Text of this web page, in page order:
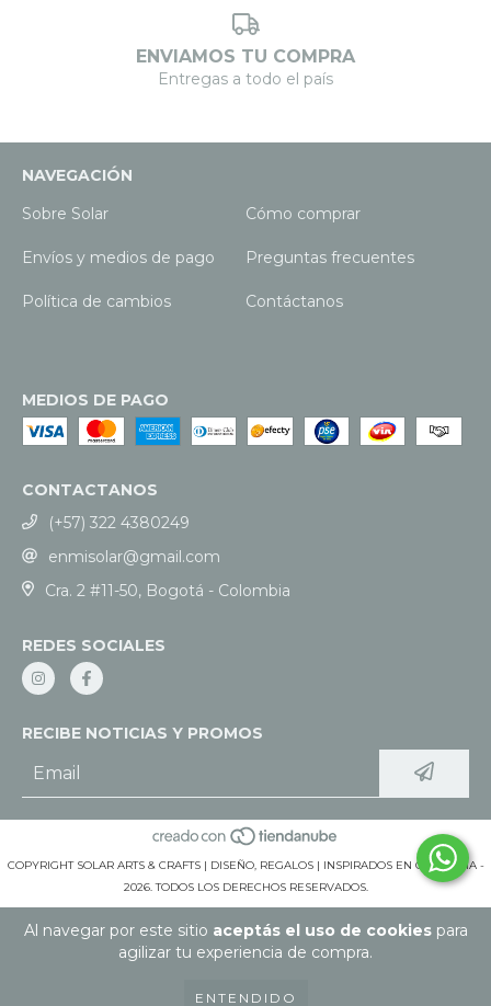
Al navegar por este sitio aceptás el uso de cookiespara
agilizar tu experiencia de compra.
ENTENDIDO
ENVIAMOS TU COMPRA
Entregas a todo el país
NAVEGACIÓN
Sobre Solar
Cómo comprar
Envíos y medios de pago Preguntas frecuentes
Política de cambios Contáctanos
MEDIOS DE PAGO
CONTACTANOS
(+57) 322 4380249
enmisolar@gmail.com
Cra. 2 #11-50, Bogotá - Colombia
REDES SOCIALES
RECIBE NOTICIAS Y PROMOS
COPYRIGHT SOLAR ARTS & CRAFTS | DISEÑO, REGALOS | INSPIRADOS EN COLOMBIA -
2026. TODOS LOS DERECHOS RESERVADOS.